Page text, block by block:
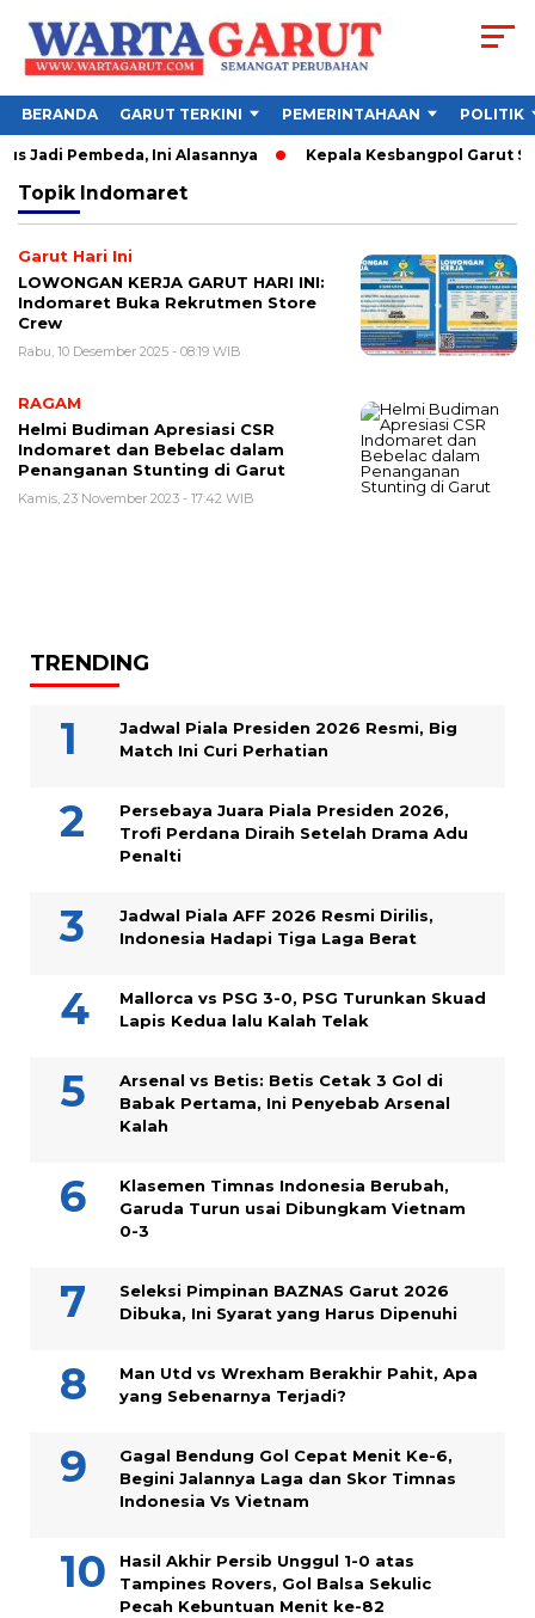
BERANDA GARUT TERKINI PEMERINTAHAAN POLITIK
Jadi Pembeda, Ini Alasannya Kepala Kesbangpol Garut
Topik Indomaret
Garut Hari Ini
LOWONGAN KERJA GARUT HARI INI:
Indomaret Buka Rekrutmen Store
Crew
Rabu, 10 Desember 2025 - 08:19 WIB
RAGAM
Helmi Budiman Apresiasi CSR
Indomaret dan Bebelac dalam
Penanganan Stunting di Garut
Kamis, 23 November 2023 - 17:42 WIB
TRENDING
Jadwal Piala Presiden 2026 Resmi, Big
Match Ini Curi Perhatian
Persebaya Juara Piala Presiden 2026,
Trofi Perdana Diraih Setelah Drama Adu
Penalti
Jadwal Piala AFF 2026 Resmi Dirilis,
Indonesia Hadapi Tiga Laga Berat
Mallorca vs PSG 3-0, PSG Turunkan Skuad
Lapis Kedua lalu Kalah Telak
Arsenal vs Betis: Betis Cetak 3 Gol di
Babak Pertama, Ini Penyebab Arsenal
Kalah
Klasemen Timnas Indonesia Berubah,
Garuda Turun usai Dibungkam Vietnam
0-3
Seleksi Pimpinan BAZNAS Garut 2026
Dibuka, Ini Syarat yang Harus Dipenuhi
Man Utd vs Wrexham Berakhir Pahit, Apa
yang Sebenarnya Terjadi?
Gagal Bendung Gol Cepat Menit Ke-6,
Begini Jalannya Laga dan Skor Timnas
Indonesia Vs Vietnam
Hasil Akhir Persib Unggul 1-0 atas
Tampines Rovers, Gol Balsa Sekulic
Pecah Kebuntuan Menit ke-82